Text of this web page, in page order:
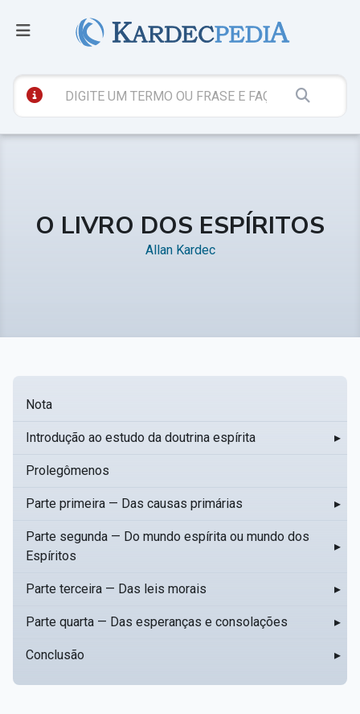
O LIVRO DOS ESPÍRITOS
Allan Kardec
Nota
Introdução ao estudo da doutrina espírita ▸
Prolegômenos
Parte primeira — Das causas primárias ▸
Parte segunda — Do mundo espírita ou mundo dos
Espíritos
▸
Parte terceira — Das leis morais ▸
Parte quarta — Das esperanças e consolações ▸
Conclusão ▸